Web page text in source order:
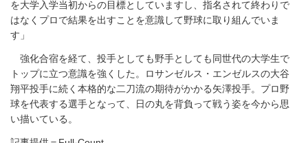
を大学入学当初からの目標としていますし、指名されて終わりで
はなくプロで結果を出すことを意識して野球に取り組んでいま
す」
強化合宿を経て、投手としても野手としても同世代の大学生で
トップに立つ意識を強くした。ロサンゼルス・エンゼルスの大谷
翔平投手に続く本格的な二刀流の期待がかかる矢澤投手。プロ野
球を代表する選手となって、日の丸を背負って戦う姿を今から思
い描いている。